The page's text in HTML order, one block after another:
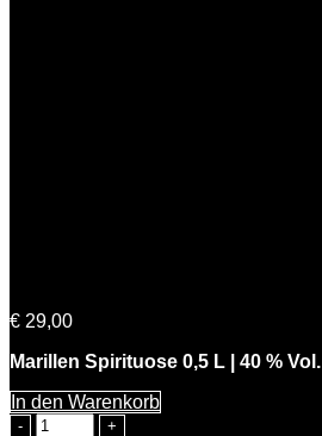
€ 29,00
Marillen Spirituose 0,5 L | 40 % Vol.
In den Warenkorb
Michis